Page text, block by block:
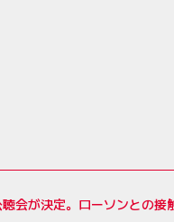
会が決定。ローソンとの